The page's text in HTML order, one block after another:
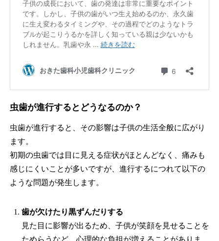
虫歯が進行するとどうなるのか？
虫歯が進行すると、その影響は子供の生活全般に広がり
ます。
初期の虫歯では目に見える症状がほとんどなく、痛みも
感じにくいことが多いですが、進行するにつれて以下の
ような問題が発生します。
歯が欠けたり黒ずんだりする
見た目に影響が出るため、子供が笑顔を見せることを